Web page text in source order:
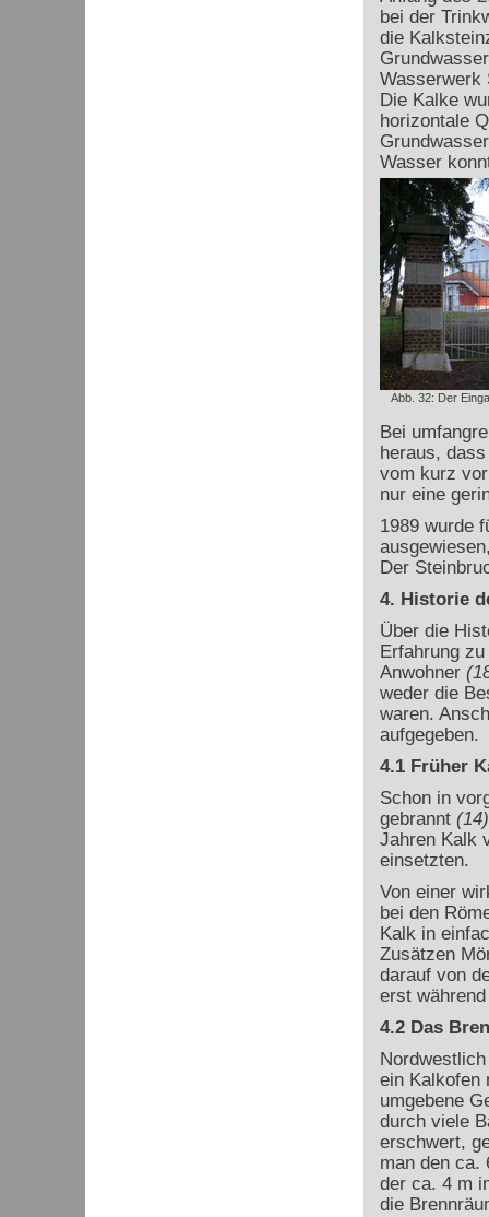
bei der
die
Wasserwerk
Die Kalke
horizontale
Wasser
Abb. 32: Der
Bei
heraus,
vom kurz
nur eine
1989 wurde
Der
4. Historie
Über die
Erfahrung
Anwohner
weder die
waren.
aufgegeben.
4.1 Früher
Schon in
gebrannt
Jahren Kalk
einsetzten.
Von einer
bei den
Kalk in
Zusätzen
darauf von
erst
4.2 Das
ein Kalkofen
umgebene
durch viele
erschwert,
man den ca.
der ca. 4 m
die